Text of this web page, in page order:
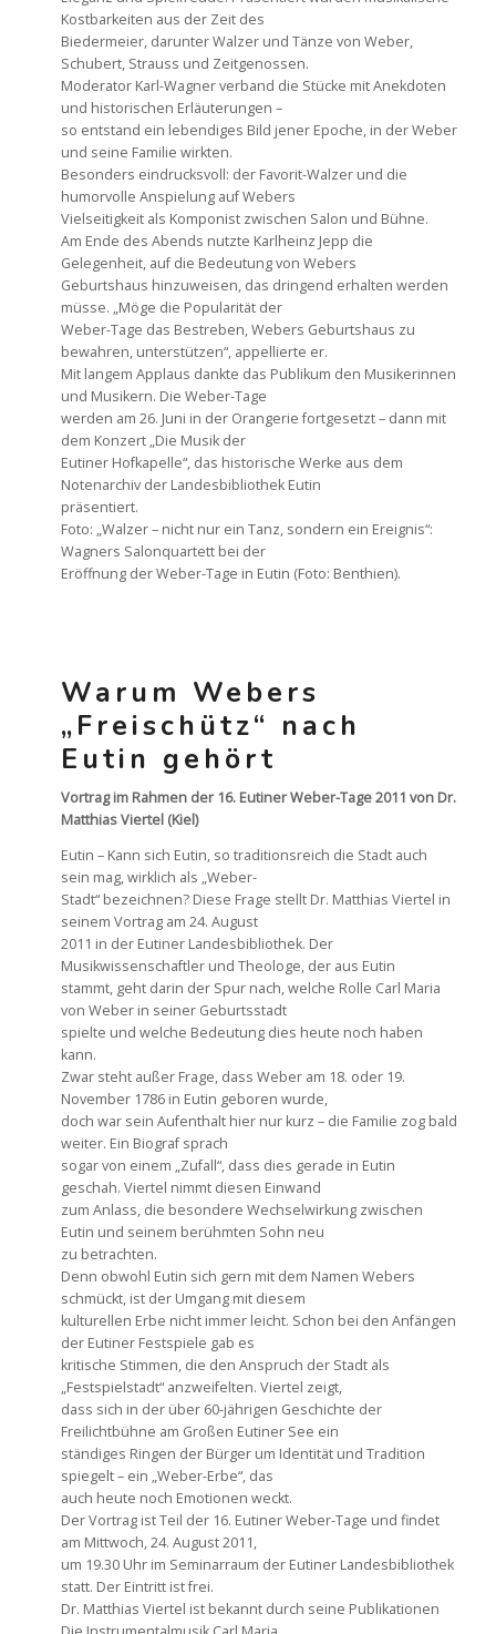
Kostbarkeiten aus der Zeit des
Biedermeier, darunter Walzer und Tänze von Weber,
Schubert, Strauss und Zeitgenossen.
Moderator Karl-Wagner verband die Stücke mit Anekdoten
und historischen Erläuterungen –
so entstand ein lebendiges Bild jener Epoche, in der Weber
und seine Familie wirkten.
Besonders eindrucksvoll: der Favorit-Walzer und die
humorvolle Anspielung auf Webers
Vielseitigkeit als Komponist zwischen Salon und Bühne.
Am Ende des Abends nutzte Karlheinz Jepp die
Gelegenheit, auf die Bedeutung von Webers
Geburtshaus hinzuweisen, das dringend erhalten werden
müsse. „Möge die Popularität der
Weber-Tage das Bestreben, Webers Geburtshaus zu
bewahren, unterstützen“, appellierte er.
Mit langem Applaus dankte das Publikum den Musikerinnen
und Musikern. Die Weber-Tage
werden am 26. Juni in der Orangerie fortgesetzt – dann mit
dem Konzert „Die Musik der
Eutiner Hofkapelle“, das historische Werke aus dem
Notenarchiv der Landesbibliothek Eutin
präsentiert.
Foto: „Walzer – nicht nur ein Tanz, sondern ein Ereignis“:
Wagners Salonquartett bei der
Eröffnung der Weber-Tage in Eutin (Foto: Benthien).
Warum Webers
„Freischütz“ nach
Eutin gehört
Vortrag im Rahmen der 16. Eutiner Weber-Tage 2011 von Dr.
Matthias Viertel (Kiel)
Eutin – Kann sich Eutin, so traditionsreich die Stadt auch
sein mag, wirklich als „Weber-
Stadt“ bezeichnen? Diese Frage stellt Dr. Matthias Viertel in
seinem Vortrag am 24. August
2011 in der Eutiner Landesbibliothek. Der
Musikwissenschaftler und Theologe, der aus Eutin
stammt, geht darin der Spur nach, welche Rolle Carl Maria
von Weber in seiner Geburtsstadt
spielte und welche Bedeutung dies heute noch haben
kann.
Zwar steht außer Frage, dass Weber am 18. oder 19.
November 1786 in Eutin geboren wurde,
doch war sein Aufenthalt hier nur kurz – die Familie zog bald
weiter. Ein Biograf sprach
sogar von einem „Zufall“, dass dies gerade in Eutin
geschah. Viertel nimmt diesen Einwand
zum Anlass, die besondere Wechselwirkung zwischen
Eutin und seinem berühmten Sohn neu
zu betrachten.
Denn obwohl Eutin sich gern mit dem Namen Webers
schmückt, ist der Umgang mit diesem
kulturellen Erbe nicht immer leicht. Schon bei den Anfängen
der Eutiner Festspiele gab es
kritische Stimmen, die den Anspruch der Stadt als
„Festspielstadt“ anzweifelten. Viertel zeigt,
dass sich in der über 60-jährigen Geschichte der
Freilichtbühne am Großen Eutiner See ein
ständiges Ringen der Bürger um Identität und Tradition
spiegelt – ein „Weber-Erbe“, das
auch heute noch Emotionen weckt.
Der Vortrag ist Teil der 16. Eutiner Weber-Tage und findet
am Mittwoch, 24. August 2011,
um 19.30 Uhr im Seminarraum der Eutiner Landesbibliothek
statt. Der Eintritt ist frei.
Dr. Matthias Viertel ist bekannt durch seine Publikationen